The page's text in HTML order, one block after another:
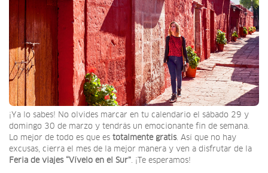
¡Ya lo sabes! No olvides marcar en tu calendario el sábado 29 y
domingo 30 de marzo y tendrás un emocionante fin de semana.
Lo mejor de todo es que es totalmente gratis. Así que no hay
excusas, cierra el mes de la mejor manera y ven a disfrutar de la
Feria de viajes “Vívelo en el Sur”. ¡Te esperamos!